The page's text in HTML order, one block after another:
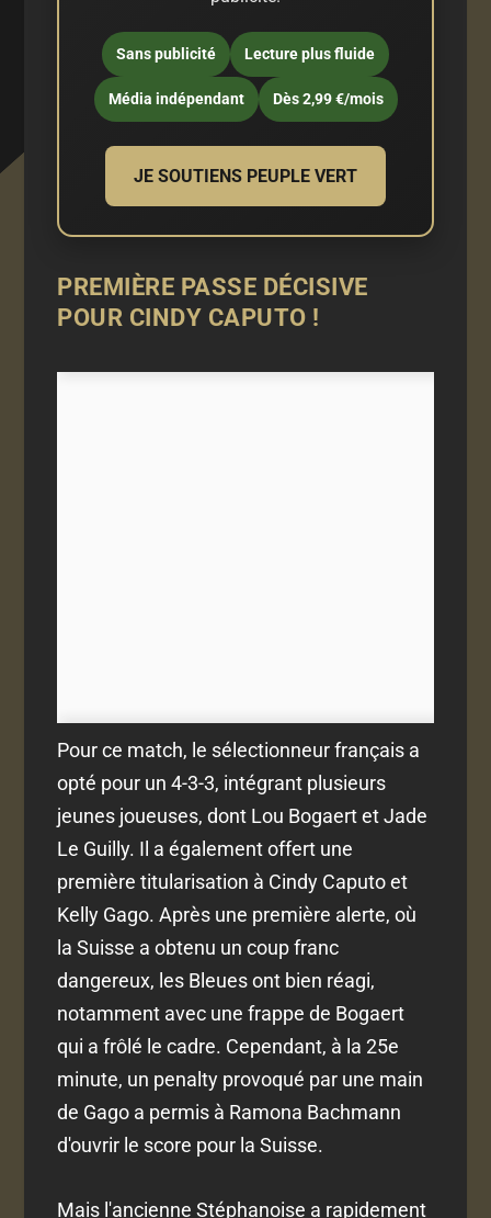
Sans publicité Lecture plus fluide
Média indépendant Dès 2,99 €/mois
JE SOUTIENS PEUPLE VERT
PREMIÈRE PASSE DÉCISIVE
POUR CINDY CAPUTO !
Pour ce match, le sélectionneur français a
opté pour un 4-3-3, intégrant plusieurs
jeunes joueuses, dont Lou Bogaert et Jade
Le Guilly. Il a également offert une
première titularisation à Cindy Caputo et
Kelly Gago. Après une première alerte, où
la Suisse a obtenu un coup franc
dangereux, les Bleues ont bien réagi,
notamment avec une frappe de Bogaert
qui a frôlé le cadre. Cependant, à la 25e
minute, un penalty provoqué par une main
de Gago a permis à Ramona Bachmann
d'ouvrir le score pour la Suisse.
Mais l'ancienne Stéphanoise a rapidement